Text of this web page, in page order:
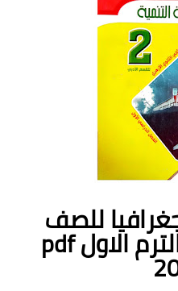
للصف
الثاني الثانوي الترم الاول pdf